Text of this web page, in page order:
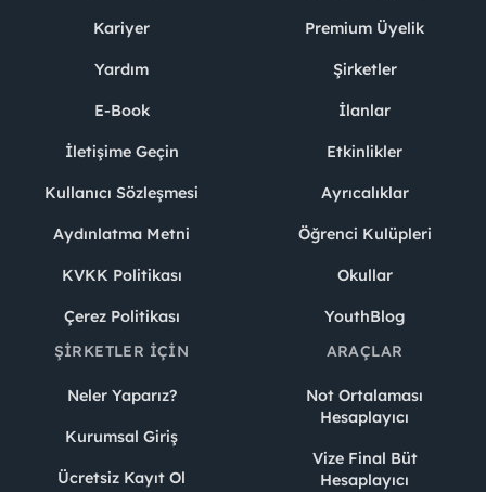
Kariyer
Yardım
E-Book
İletişime Geçin
Kullanıcı Sözleşmesi
Aydınlatma Metni
KVKK Politikası
Çerez Politikası
Premium Üyelik
Şirketler
İlanlar
Etkinlikler
Ayrıcalıklar
Öğrenci Kulüpleri
Okullar
YouthBlog
ŞIRKETLER İÇIN
Neler Yaparız?
Kurumsal Giriş
Ücretsiz Kayıt Ol
ARAÇLAR
Not Ortalaması
Hesaplayıcı
Vize Final Büt
Hesaplayıcı